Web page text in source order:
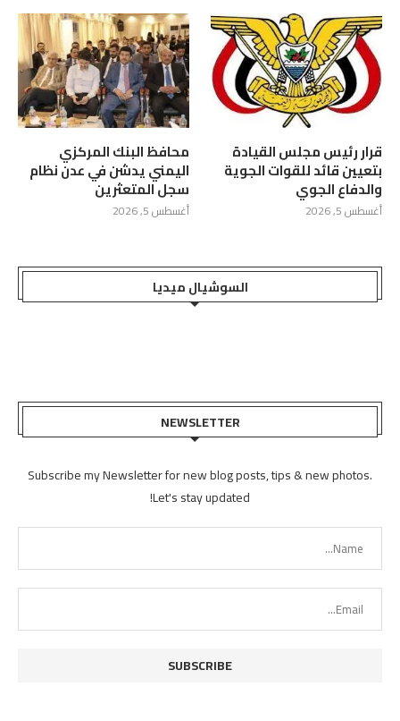
قرار رئيس مجلس القيادة
بتعيين قائد للقوات الجوية
والدفاع الجوي
أغسطس 5, 2026
محافظ البنك المركزي
اليمني يدشن في عدن نظام
سجل المتعثرين
أغسطس 5, 2026
السوشيال ميديا
NEWSLETTER
Subscribe my Newsletter for new blog posts, tips & new photos.
Let's stay updated!